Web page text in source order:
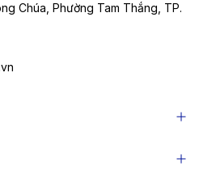
Chúa, Phường Tam Thắng, TP.